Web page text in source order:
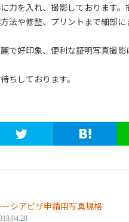
力を入れ、撮影しております。
法や修整、プリントまで細部に
で好印象、便利な証明写真撮影
ちしております。
ーシアビザ申請用写真規格